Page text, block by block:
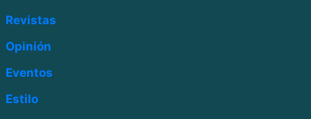
Revistas
Opinión
Eventos
Estilo